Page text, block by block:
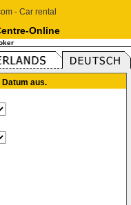
Online
aus.